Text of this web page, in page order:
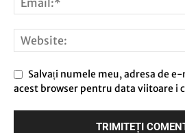
Salvați numele meu, adresa de
acest browser pentru data viitoare i